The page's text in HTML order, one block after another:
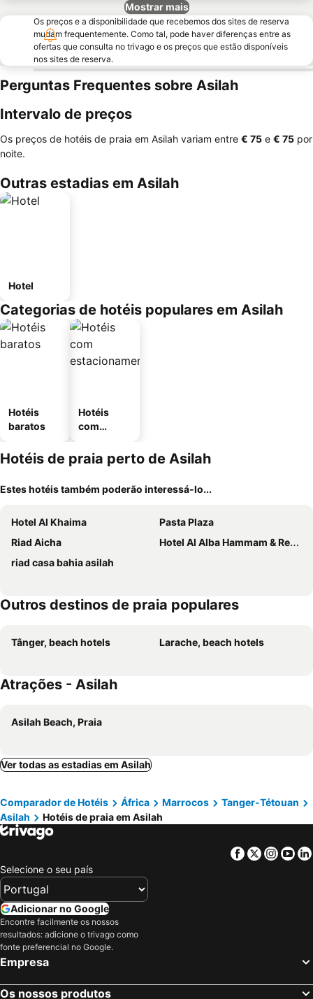
Mostrar mais
Os preços e a disponibilidade que recebemos dos sites de reserva
mudam frequentemente. Como tal, pode haver diferenças entre as
ofertas que consulta no trivago e os preços que estão disponíveis
nos sites de reserva.
Perguntas Frequentes sobre Asilah
Intervalo de preços
Os preços de hotéis de praia em Asilah variam entre ‎€ 75 e ‎€ 75 por
noite.
Outras estadias em Asilah
Hotel
Categorias de hotéis populares em Asilah
Hotéis
baratos
Hotéis
com
mento
Hotéis de praia perto de Asilah
Estes hotéis também poderão interessá-lo...
Hotel Al Khaima
Pasta Plaza
Riad Aicha
Hotel Al Alba Hammam & Restaurant
riad casa bahia asilah
Outros destinos de praia populares
Tânger, beach hotels Larache, beach hotels
Atrações - Asilah
Asilah Beach, Praia
Ver todas as estadias em Asilah
Comparador de Hotéis África Marrocos
Tanger-Tétouan
Asilah
Hotéis de praia em Asilah
Facebook
Twitter
Selecione o seu país
Adicionar no Google
Encontre facilmente os nossos
resultados: adicione o trivago como
fonte preferencial no Google.
Empresa
Os nossos produtos